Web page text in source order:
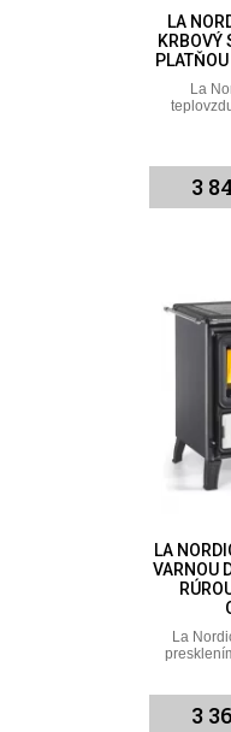
LA
KRBOVÝ
La
3
LA
VARNOU
La
3